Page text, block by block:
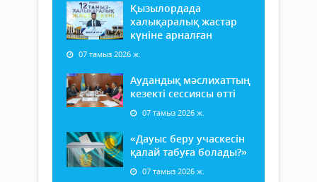
Қызылордада
халықаралық жастар
күніне арналған
07 тамыз 2026 ж.
Аудандық мәслихаттың
кезекті сессиясы өтті
07 тамыз 2026 ж.
«Дауыс беру учаскесін
қалай табуға болады?»
07 тамыз 2026 ж.